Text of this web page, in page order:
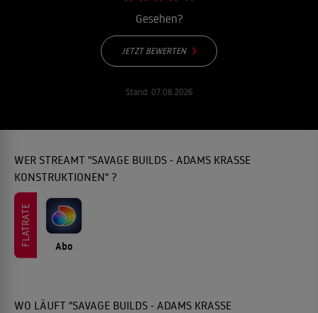
Gesehen?
JETZT BEWERTEN
Stand: 07.08.2026
WER STREAMT "SAVAGE BUILDS - ADAMS KRASSE
KONSTRUKTIONEN" ?
FLATRATE Abo
WO LÄUFT "SAVAGE BUILDS - ADAMS KRASSE